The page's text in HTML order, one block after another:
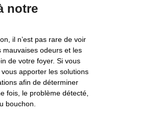
notre
il n’est pas rare de voir
mauvaises odeurs et les
de votre foyer. Si vous
apporter les solutions
afin de déterminer
fois, le problème détecté,
bouchon.